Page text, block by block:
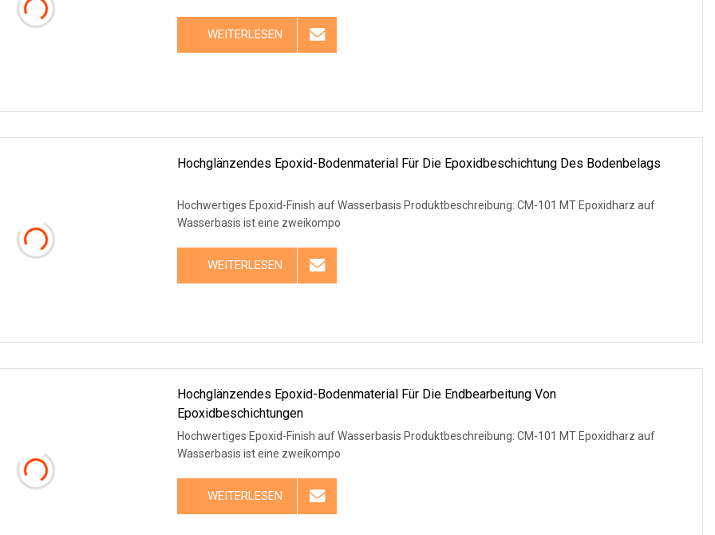
WEITERLESEN
Hochglänzendes Epoxid-Bodenmaterial Für Die Epoxidbeschichtung Des Bodenbelags
Hochwertiges Epoxid-Finish auf Wasserbasis Produktbeschreibung: CM-101 MT Epoxidharz auf
Wasserbasis ist eine zweikompo
WEITERLESEN
Hochglänzendes Epoxid-Bodenmaterial Für Die Endbearbeitung Von
Epoxidbeschichtungen
Hochwertiges Epoxid-Finish auf Wasserbasis Produktbeschreibung: CM-101 MT Epoxidharz auf
Wasserbasis ist eine zweikompo
WEITERLESEN